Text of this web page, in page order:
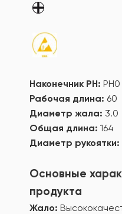
Наконечник PH: PH0
Рабочая длина: 60
Диаметр жала: 3.0
Общая длина: 164
Диаметр рукоятки:
Основные
продукта
Жало: